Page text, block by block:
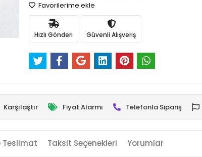
Favorilerime ekle
Hızlı Gönderi Güvenli Alışveriş
Karşılaştır Fiyat Alarmı Telefonla Sipariş
Teslimat Taksit Seçenekleri Yorumlar